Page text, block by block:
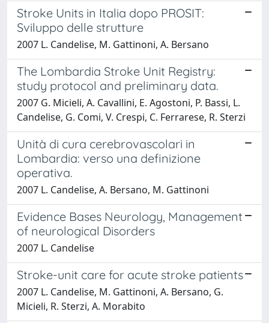
Stroke Units in Italia dopo PROSIT:
Sviluppo delle strutture
2007 L. Candelise, M. Gattinoni, A. Bersano
The Lombardia Stroke Unit Registry:
study protocol and preliminary data.
2007 G. Micieli, A. Cavallini, E. Agostoni, P. Bassi, L.
Candelise, G. Comi, V. Crespi, C. Ferrarese, R. Sterzi
Unità di cura cerebrovascolari in
Lombardia: verso una definizione
operativa.
2007 L. Candelise, A. Bersano, M. Gattinoni
Evidence Bases Neurology, Management
of neurological Disorders
2007 L. Candelise
Stroke-unit care for acute stroke patients
2007 L. Candelise, M. Gattinoni, A. Bersano, G.
Micieli, R. Sterzi, A. Morabito